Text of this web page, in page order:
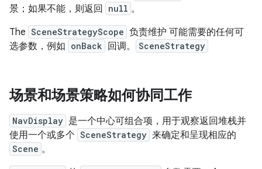
景；如果不能，则返回
null 。
The SceneStrategyScope 负责维护 可能需要的任何可
选参数，例如 onBack 回调。 SceneStrategy
场景和场景策略如何协同工作
NavDisplay 是一个中心可组合项，用于观察返回堆栈并
使用一个或多个 SceneStrategy 来确定和呈现相应的
Scene 。